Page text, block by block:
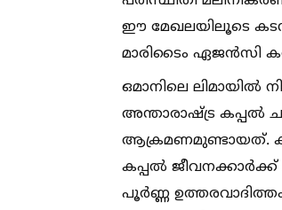
ഈ മേഖലയിലൂടെ
മാരിടൈം ഏജൻസി
ഒമാനിലെ
അന്താരാഷ്ട്ര കപ്പല്‍
ആക്രമണമുണ്ടായത്.
കപ്പല്‍ ജീവനക്കാർക്ക്
പൂർണ്ണ